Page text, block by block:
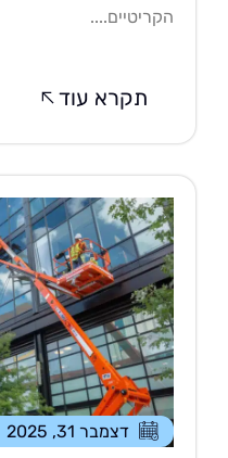
תקרא עוד
דצמבר 31, 2025